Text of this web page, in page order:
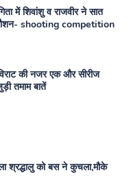
में शिवांशु व राजवीर ने सात
shooting competition
की नजर एक और सीरीज
तमाम बातें
श्रद्धालु को बस ने कुचला,मौके